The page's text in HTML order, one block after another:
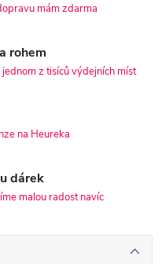
mám zdarma
rohem
z tisíců výdejních míst
na Heureka
dárek
malou radost navíc